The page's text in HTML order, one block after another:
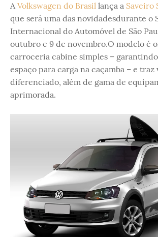
A Volkswagen do Brasil lança a Saveiro
que será uma das novidadesdurante o
Internacional do Automóvel de São
outubro e 9 de novembro.O modelo é
carroceria cabine simples –
espaço para carga na caçamba – e traz
diferenciado, além de gama de
aprimorada.